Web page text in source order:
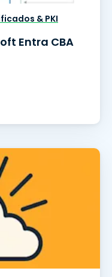
& PKI
Entra CBA